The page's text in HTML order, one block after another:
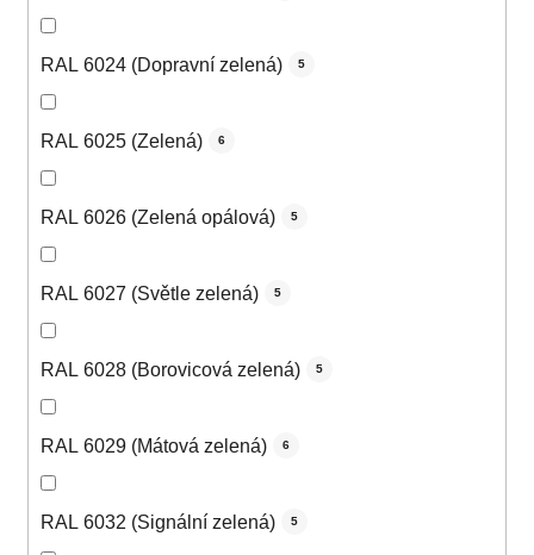
RAL 6024 (Dopravní zelená) 5
RAL 6025 (Zelená) 6
RAL 6026 (Zelená opálová) 5
RAL 6027 (Světle zelená) 5
RAL 6028 (Borovicová zelená) 5
RAL 6029 (Mátová zelená) 6
RAL 6032 (Signální zelená) 5